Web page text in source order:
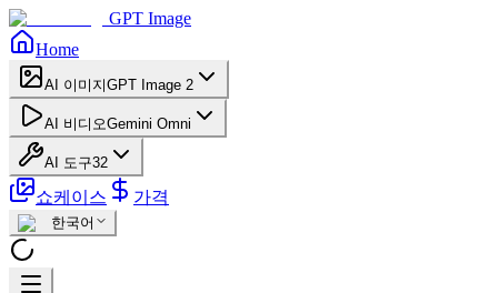
GPT Image
Home
AI 이미지GPT Image 2
AI 비디오Gemini Omni
AI 도구32
쇼케이스 가격
한국어